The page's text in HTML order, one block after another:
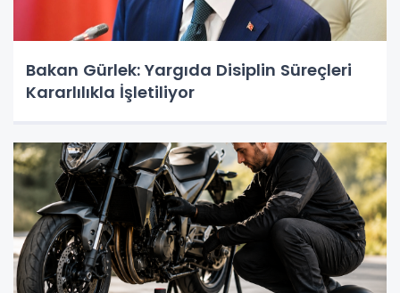
Bakan Gürlek: Yargıda Disiplin Süreçleri
Kararlılıkla İşletiliyor